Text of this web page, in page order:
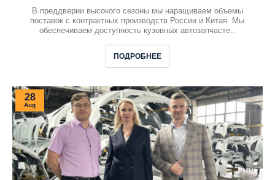
В преддверии высокого сезоны мы наращиваем объемы
поставок с контрактных производств России и Китая. Мы
обеспечиваем доступность кузовных автозапчасте..
ПОДРОБНЕЕ
28
Aug